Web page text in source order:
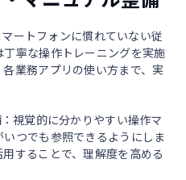
ートフォンに慣れていない従
寧な操作トレーニングを実施
業務アプリの使い方まで、実
：視覚的に分かりやすい操作マ
つでも参照できるようにしま
することで、理解度を高める